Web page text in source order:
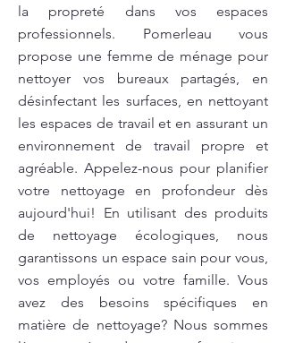
la propreté dans vos espaces
professionnels. Pomerleau vous
propose une femme de ménage pour
nettoyer vos bureaux partagés, en
désinfectant les surfaces, en nettoyant
les espaces de travail et en assurant un
environnement de travail propre et
agréable. Appelez-nous pour planifier
votre nettoyage en profondeur dès
aujourd'hui! En utilisant des produits
de nettoyage écologiques, nous
garantissons un espace sain pour vous,
vos employés ou votre famille. Vous
avez des besoins spécifiques en
matière de nettoyage? Nous sommes